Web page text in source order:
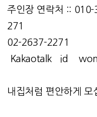
주인장 연락처 ::
271
02-2637-2271
Kakaotalk id
내집처럼 편안하게 모